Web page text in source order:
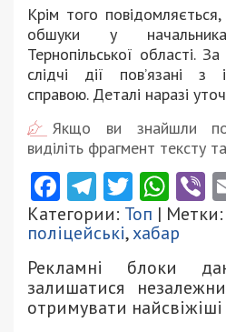
Крім того
обшуки у
Тернопільської області.
слідчі дії пов’язані з
справою. Деталі наразі
Якщо ви знайшли
виділіть фрагмент тексту
Facebook
Telegram
Twitter
Категории: Топ | Метки:
поліцейські,хабар
Рекламні блоки
залишатися
отримувати